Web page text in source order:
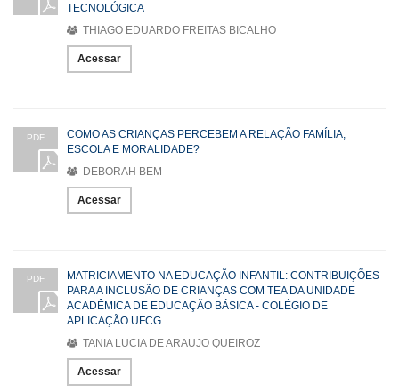
TECNOLÓGICA
THIAGO EDUARDO FREITAS BICALHO
Acessar
PDF
COMO AS CRIANÇAS PERCEBEM A RELAÇÃO FAMÍLIA,
ESCOLA E MORALIDADE?
DEBORAH BEM
Acessar
PDF
MATRICIAMENTO NA EDUCAÇÃO INFANTIL: CONTRIBUIÇÕES
PARA A INCLUSÃO DE CRIANÇAS COM TEA DA UNIDADE
ACADÊMICA DE EDUCAÇÃO BÁSICA - COLÉGIO DE
APLICAÇÃO UFCG
TANIA LUCIA DE ARAUJO QUEIROZ
Acessar